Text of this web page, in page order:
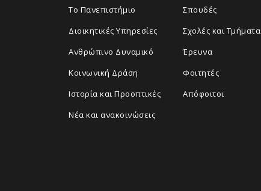
Το Πανεπιστήμιο
Διοικητικές Υπηρεσίες
Ανθρώπινο Δυναμικό
Κοινωνική Δράση
Ιστορία και Προοπτικές
Νέα και ανακοινώσεις
Σπουδές
Σχολές και Τμήματα
Έρευνα
Φοιτητές
Απόφοιτοι